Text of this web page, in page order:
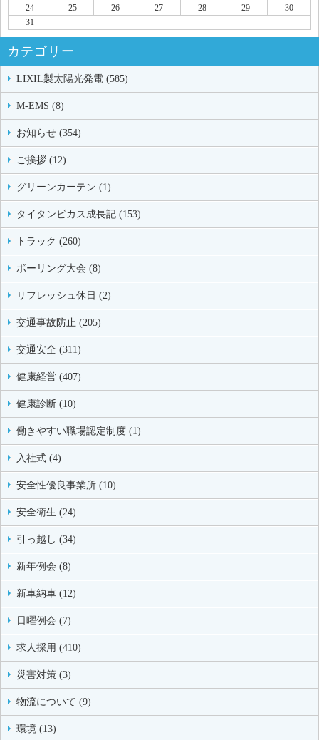
24
25 26 27 28 29
30
31
カテゴリー
LIXIL製太陽光発電 (585)
M-EMS (8)
お知らせ (354)
ご挨拶 (12)
グリーンカーテン (1)
タイタンビカス成長記 (153)
トラック (260)
ボーリング大会 (8)
リフレッシュ休日 (2)
交通事故防止 (205)
交通安全 (311)
健康経営 (407)
健康診断 (10)
働きやすい職場認定制度 (1)
入社式 (4)
安全性優良事業所 (10)
安全衛生 (24)
引っ越し (34)
新年例会 (8)
新車納車 (12)
日曜例会 (7)
求人採用 (410)
災害対策 (3)
物流について (9)
環境 (13)